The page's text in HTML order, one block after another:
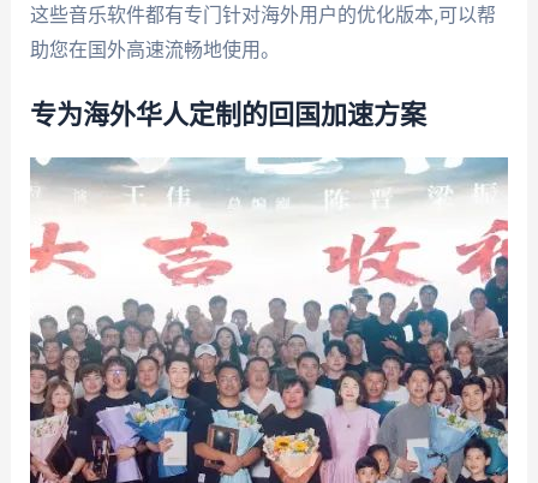
这些音乐软件都有专门针对海外用户的优化版本,可以帮
助您在国外高速流畅地使用。
专为海外华人定制的回国加速方案